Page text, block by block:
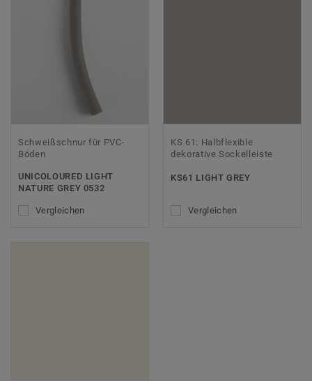
Schweißschnur für PVC-
Böden
UNICOLOURED LIGHT
NATURE GREY 0532
Vergleichen
KS 61: Halbflexible
dekorative Sockelleiste
KS61 LIGHT GREY
Vergleichen